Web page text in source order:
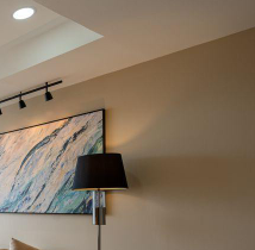
เพิ่มยูนิตเปรียบเทียบ
รายการที่ 2